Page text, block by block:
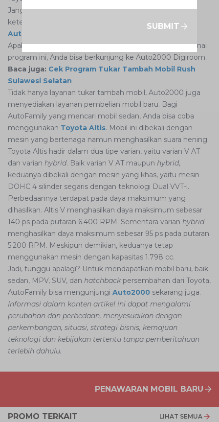
Jangan lupa untuk selalu mengacu pada syarat dan
ketentuan serta mendapatkan informasi lebih lanjut di
Auto2000 Digiroom
Apabila Anda memerlukan informasi lebih lanjut mengenai
program ini, Anda bisa berkunjung ke Auto2000 Digiroom.
Baca juga: Cek Program Tukar Tambah Mobil Rush
Sulawesi Selatan
Tidak hanya layanan tukar tambah mobil, Auto2000 juga
menyediakan layanan pembelian mobil baru. Bagi
AutoFamily yang mencari mobil sedan, Anda bisa coba
menggunakan Toyota Altis. Mobil ini dibekali dengan
mesin yang bertenaga namun menghasilkan suara hening.
Toyota Altis hadir dalam dua tipe varian, yaitu varian V AT
dan varian hybrid. Baik varian V AT maupun hybrid,
keduanya dibekali dengan mesin yang khas, yaitu mesin
DOHC 4 silinder segaris dengan teknologi Dual VVT-i.
Perbedaannya terdapat pada daya maksimum yang
dihasilkan. Altis V menghasilkan daya maksimum sebesar
140 ps pada putaran 6.400 RPM. Sementara varian hybrid
menghasilkan daya maksimum sebesar 95 ps pada putaran
5.200 RPM. Meskipun demikian, keduanya tetap
menggunakan mesin dengan kapasitas 1.798 cc.
Jadi, tunggu apalagi? Untuk mendapatkan mobil baru, baik
sedan, MPV, SUV, dan hatchback persembahan dari Toyota,
AutoFamily bisa mengunjungi Auto2000 sekarang juga.
Informasi dalam konten artikel ini dapat mengalami
perubahan dan perbedaan, menyesuaikan dengan
perkembangan, situasi, strategi bisnis, kemajuan
teknologi dan kebijakan tertentu tanpa pemberitahuan
terlebih dahulu.
PENAWARAN MOBIL BARU
PROMO TERKAIT LIHAT SEMUA
SUBMIT